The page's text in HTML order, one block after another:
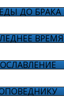
ДО БРАКА
ВРЕМЯ